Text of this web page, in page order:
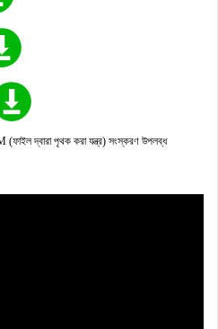
দ্বারা পৃথক করা যন্ত্র) সংস্করণ উপলব্ধ